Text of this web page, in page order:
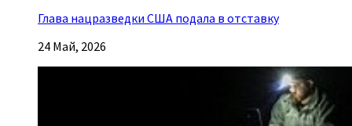
Глава нацразведки США подала в отставку
24 Май, 2026